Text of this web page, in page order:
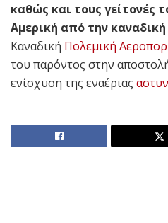
καθώς και τους γείτονές
Αμερική από την
Καναδική Πολεμική
του παρόντος στην
ενίσχυση της εναέριας